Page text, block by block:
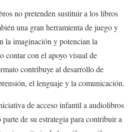
no pretenden sustituir a los libros
una gran herramienta de juego y
la imaginación y potencian la
contar con el apoyo visual de
contribuye al desarrollo de
el lenguaje y la comunicación.
de acceso infantil a audiolibros
de su estrategia para contribuir a